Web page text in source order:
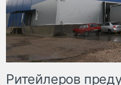
Ритейлеров